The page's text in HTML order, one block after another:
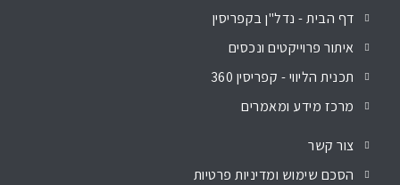
דף הבית - נדל"ן בקפריסין
איתור פרוייקטים ונכסים
תכנית הליווי - קפריסין 360
מרכז מידע ומאמרים
צור קשר
הסכם שימוש ומדיניות פרטיות